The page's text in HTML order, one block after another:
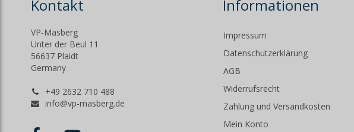
Kontakt
VP-Masberg
Unter der Beul 11
56637 Plaidt
Germany
+49 2632 710 488
info@vp-masberg.de
Informationen
Impressum
Datenschutzerklärung
AGB
Widerrufsrecht
Zahlung und Versandkosten
Mein Konto